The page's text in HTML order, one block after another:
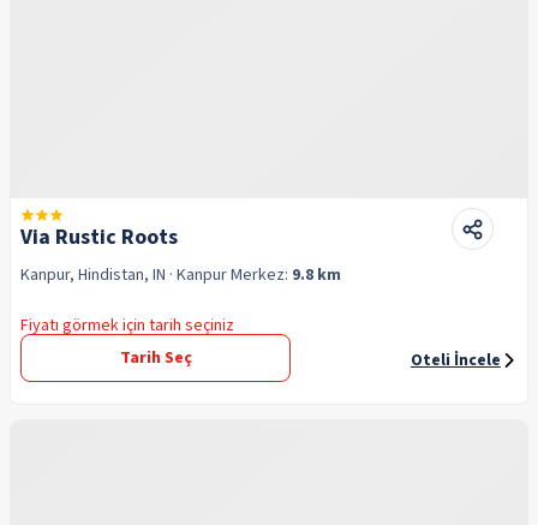
Via Rustic Roots
Kanpur, Hindistan, IN · KanpurMerkez: 9.8 km
Fiyatı görmek için tarih seçiniz
Tarih Seç
Oteli İncele